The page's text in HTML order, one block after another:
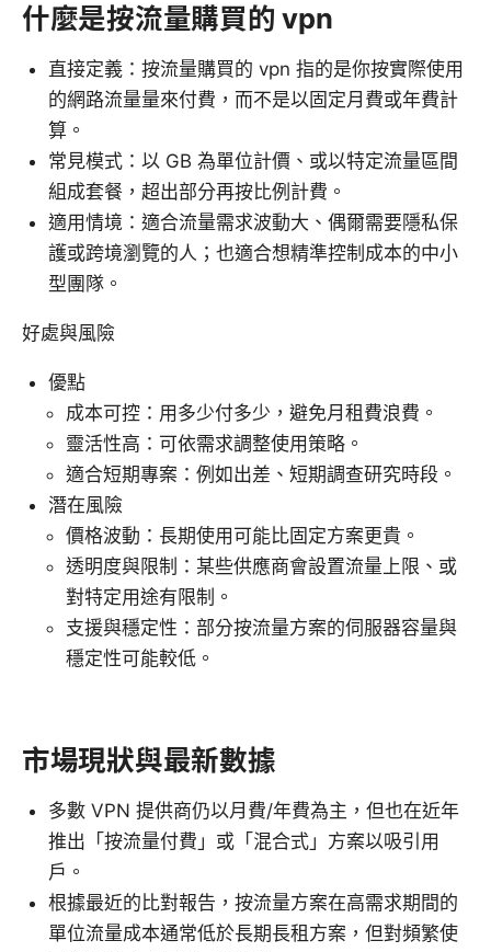
什麼是按流量購買的 vpn
直接定義：按流量購買的 vpn 指的是你按實際使用
的網路流量量來付費，而不是以固定月費或年費計
算。
常見模式：以 GB 為單位計價、或以特定流量區間
組成套餐，超出部分再按比例計費。
適用情境：適合流量需求波動大、偶爾需要隱私保
護或跨境瀏覽的人；也適合想精準控制成本的中小
型團隊。
好處與風險
優點
成本可控：用多少付多少，避免月租費浪費。
靈活性高：可依需求調整使用策略。
適合短期專案：例如出差、短期調查研究時段。
潛在風險
價格波動：長期使用可能比固定方案更貴。
透明度與限制：某些供應商會設置流量上限、或
對特定用途有限制。
支援與穩定性：部分按流量方案的伺服器容量與
穩定性可能較低。
市場現狀與最新數據
多數 VPN 提供商仍以月費/年費為主，但也在近年
推出「按流量付費」或「混合式」方案以吸引用
戶。
根據最近的比對報告，按流量方案在高需求期間的
單位流量成本通常低於長期長租方案，但對頻繁使